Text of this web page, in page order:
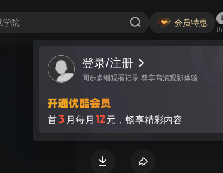
会员特惠
登录/注册
同步多端观看记录 尊享高清观影体验
首3 月每月 12元，畅享精彩内容
视频 讨论
秦皇岛天视航拍公司
拍摄制作